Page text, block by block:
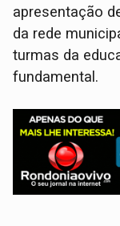
apresentação
da rede
turmas da
fundamental.